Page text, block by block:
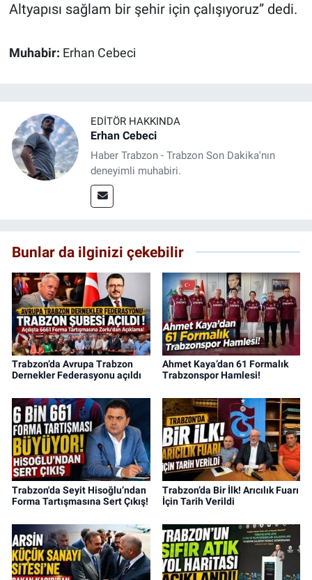
Altyapısı sağlam bir şehir için çalışıyoruz” dedi.
Muhabir: Erhan Cebeci
EDITÖR HAKKINDA
Erhan Cebeci
Haber Trabzon - Trabzon Son Dakika'nın
deneyimli muhabiri.
Bunlar da ilginizi çekebilir
Trabzon’da Avrupa Trabzon
Dernekler Federasyonu açıldı
Ahmet Kaya’dan 61 Formalık
Trabzonspor Hamlesi!
Trabzon'da Seyit Hisoğlu’ndan
Forma Tartışmasına Sert Çıkış!
Trabzon’da Bir İlk! Arıcılık Fuarı
İçin Tarih Verildi